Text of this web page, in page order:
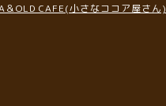
＆OLD CAFE(小さなココア屋さん)